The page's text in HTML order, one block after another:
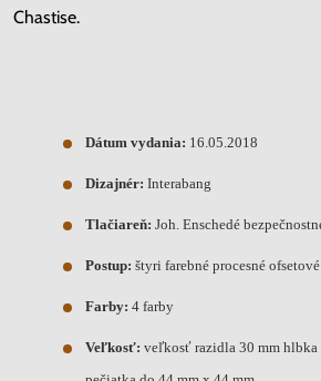
Chastise.
Dátum vydania: 16.05.2018
Dizajnér: Interabang
Tlačiareň: Joh. Enschedé
Postup: štyri farebné procesné
Farby: 4 farby
Veľkosť: veľkosť razidla 30 mm hlbka